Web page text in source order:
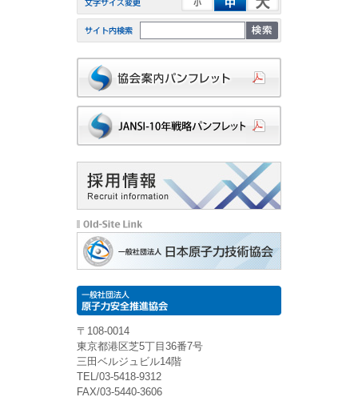
〒108-0014
東京都港区芝5丁目36番7号
三田ベルジュビル14階
TEL/03-5418-9312
FAX/03-5440-3606